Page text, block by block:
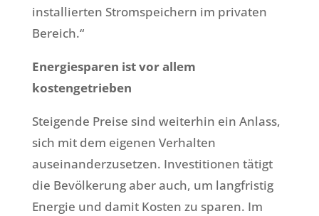
installierten Stromspeichern im privaten
Bereich.“
Energiesparen ist vor allem
kostengetrieben
Steigende Preise sind weiterhin ein Anlass,
sich mit dem eigenen Verhalten
auseinanderzusetzen. Investitionen tätigt
die Bevölkerung aber auch, um langfristig
Energie und damit Kosten zu sparen. Im